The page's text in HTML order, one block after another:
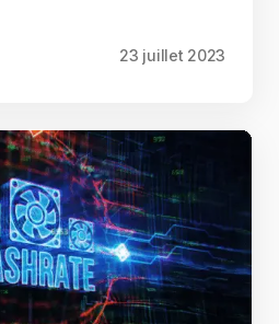
23 juillet 2023